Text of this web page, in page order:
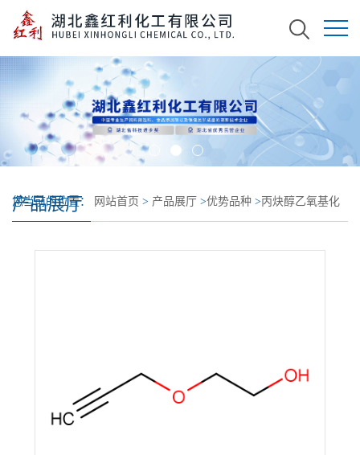
产品展厅
您当前的位置： 网站首页 > 产品展厅 >优势品种 >丙炔醇乙氧基化